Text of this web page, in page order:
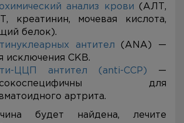
анализ крови (АЛТ,
креатинин, мочевая кислота,
белок).
антител (ANA) —
исключения СКВ.
ЦЦП антител (anti-CCP) —
для
артрита.
будет найдена, лечите